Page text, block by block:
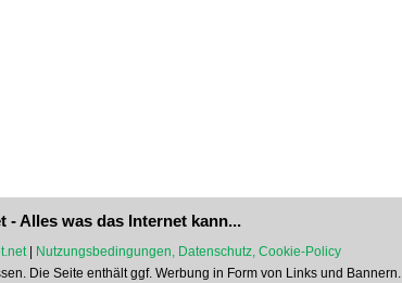
- Alles was das Internet kann...
|
Nutzungsbedingungen, Datenschutz, Cookie-Policy
Die Seite enthält ggf. Werbung in Form von Links und Bannern.